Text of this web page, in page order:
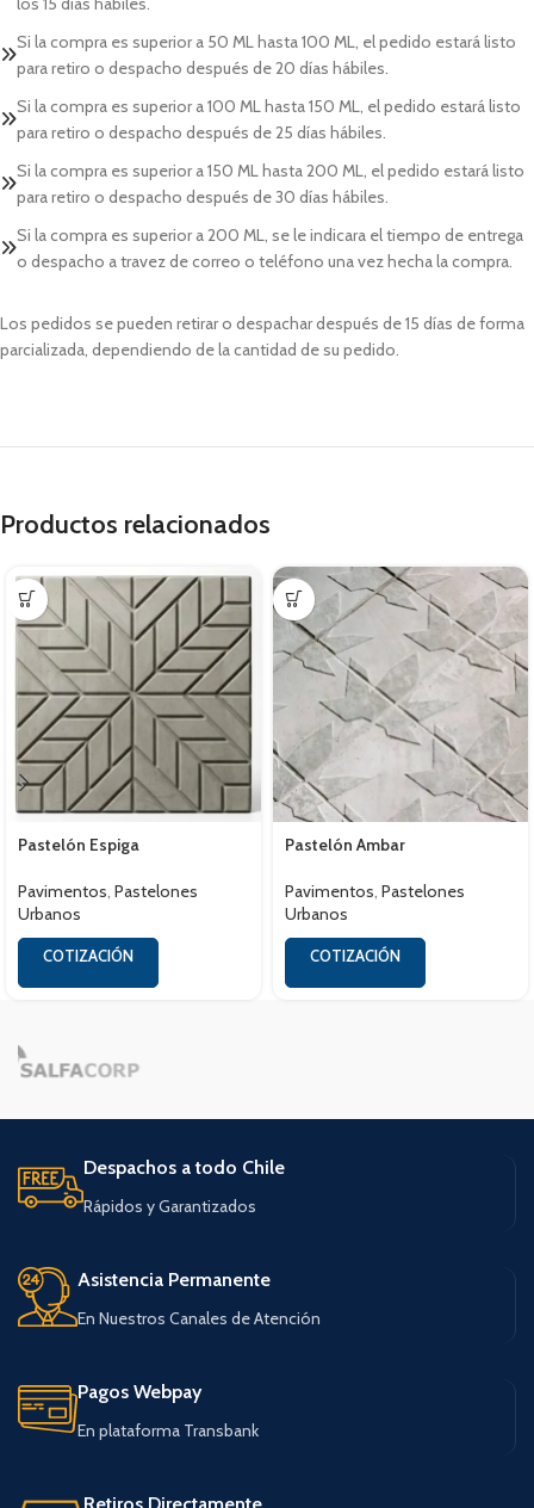
Si la compra es superior a 50 ML hasta 100 ML, el pedido estará listo
para retiro o despacho después de 20 días hábiles.
Si la compra es superior a 100 ML hasta 150 ML, el pedido estará listo
para retiro o despacho después de 25 días hábiles.
Si la compra es superior a 150 ML hasta 200 ML, el pedido estará listo
para retiro o despacho después de 30 días hábiles.
Si la compra es superior a 200 ML, se le indicara el tiempo de entrega
o despacho a travez de correo o teléfono una vez hecha la compra.
Los pedidos se pueden retirar o despachar después de 15 días de forma
parcializada, dependiendo de la cantidad de su pedido.
Productos relacionados
Pastelón Espiga
Pavimentos, Pastelones
Urbanos
COTIZACIÓN
Pastelón Ambar
Pavimentos, Pastelones
Urbanos
COTIZACIÓN
Despachos a todo Chile
Rápidos y Garantizados
Asistencia Permanente
En Nuestros Canales de Atención
Pagos Webpay
En plataforma Transbank